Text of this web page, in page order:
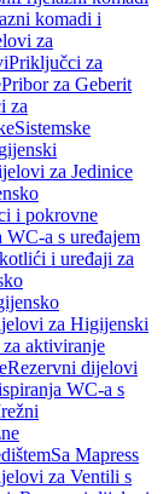
komadi i
za
Priključci za
Pribor za Geberit
za
Sistemske
za Jedinice
i pokrovne
a s uređajem
i uređaji za
za Higijenski
aktiviranje
Rezervni dijelovi
WC-a s
Sa Mapress
za Ventili s